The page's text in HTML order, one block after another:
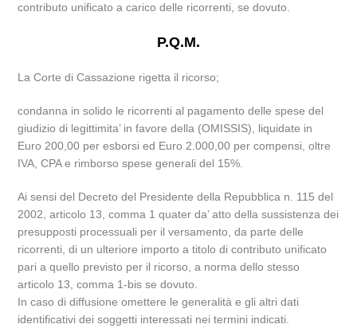
contributo unificato a carico delle ricorrenti, se dovuto.
P.Q.M.
La Corte di Cassazione rigetta il ricorso;
condanna in solido le ricorrenti al pagamento delle spese del
giudizio di legittimita’ in favore della (OMISSIS), liquidate in
Euro 200,00 per esborsi ed Euro 2.000,00 per compensi, oltre
IVA, CPA e rimborso spese generali del 15%.
Ai sensi del Decreto del Presidente della Repubblica n. 115 del
2002, articolo 13, comma 1 quater da’ atto della sussistenza dei
presupposti processuali per il versamento, da parte delle
ricorrenti, di un ulteriore importo a titolo di contributo unificato
pari a quello previsto per il ricorso, a norma dello stesso
articolo 13, comma 1-bis se dovuto.
In caso di diffusione omettere le generalità e gli altri dati
identificativi dei soggetti interessati nei termini indicati.